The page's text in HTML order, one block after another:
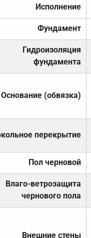
Исполнение
Фундамент
Гидроизоляция
фундамента
Основание (обвязка)
перекрытие
Пол черновой
Влаго-ветрозащита
чернового пола
Внешние стены